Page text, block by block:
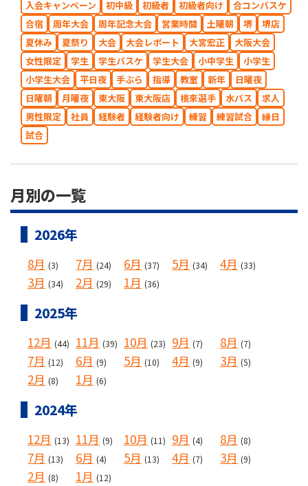
入会キャンペーン 初中級 初級者 初級者向け
合コンバスケ
合宿
周年大会 周年記念大会 営業時間 土曜朝 堺
堺店
夏休み
夏祭り 大会 大会レポート 大宮宏正
大阪大会
女性限定
学生 学生バスケ 学生大会 小中学生
小学生
小学生大会
平日夜 手ぶら 指導 教室 新年
日曜夜
日曜朝
月曜夜 東大阪 東大阪店 根來選手 水バス
求人
男性限定
社員 経験者 経験者向け 練習 練習試合
縁日
試合
月別の一覧
2026年
8月 (3) 7月 (24) 6月 (37) 5月 (34) 4月 (33)
3月 (34) 2月 (29) 1月 (36)
2025年
12月 (44) 11月 (39) 10月 (23) 9月 (7) 8月 (7)
7月 (12) 6月 (9) 5月 (10) 4月 (9) 3月 (5)
2月 (8) 1月 (6)
2024年
12月 (13) 11月 (9) 10月 (11) 9月 (4) 8月 (8)
7月 (13) 6月 (4) 5月 (13) 4月 (7) 3月 (9)
2月 (8) 1月 (12)